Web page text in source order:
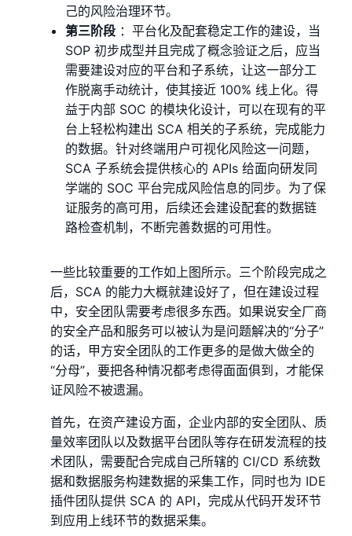
己的⻛险治理环节。
第三阶段 ：平台化及配套稳定工作的建设，当
SOP 初步成型并且完成了概念验证之后，应当
需要建设对应的平台和子系统，让这一部分工
作脱离手动统计，使其接近 100% 线上化。得
益于内部 SOC 的模块化设计，可以在现有的平
台上轻松构建出 SCA 相关的子系统，完成能力
的数据。针对终端用户可视化⻛险这一问题，
SCA 子系统会提供核心的 APIs 给面向研发同
学端的 SOC 平台完成⻛险信息的同步。为了保
证服务的高可用，后续还会建设配套的数据链
路检查机制，不断完善数据的可用性。
一些比较重要的工作如上图所示。三个阶段完成之
后，SCA 的能力大概就建设好了，但在建设过程
中，安全团队需要考虑很多东⻄。如果说安全厂商
的安全产品和服务可以被认为是问题解决的“分子”
的话，甲方安全团队的工作更多的是做大做全的
“分母”，要把各种情况都考虑得面面俱到，才能保
证⻛险不被遗漏。
首先，在资产建设方面，企业内部的安全团队、质
量效率团队以及数据平台团队等存在研发流程的技
术团队，需要配合完成自己所辖的 CI/CD 系统数
据和数据服务构建数据的采集工作，同时也为 IDE
插件团队提供 SCA 的 API，完成从代码开发环节
到应用上线环节的数据采集。